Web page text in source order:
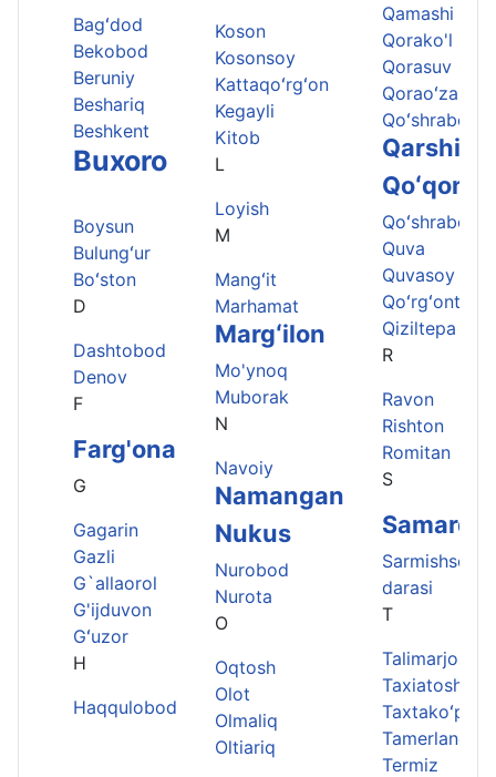
Bagʻdod
Bekobod
Beruniy
Beshariq
Beshkent
Buxoro
Boysun
Bulungʻur
Boʻston
D
Dashtobod
Denov
F
Farg'ona
G
Gagarin
Gazli
G`allaorol
G'ijduvon
Gʻuzor
H
Haqqulobod
Koson
Kosonsoy
Kattaqoʻrgʻon
Kegayli
Kitob
L
Loyish
M
Mangʻit
Marhamat
Margʻilon
Mo'ynoq
Muborak
N
Navoiy
Namangan
Nukus
Nurobod
Nurota
O
Oqtosh
Olot
Olmaliq
Oltiariq
Qamashi
Qorako'l
Qorasuv
Qoraoʻzak
Qoʻshrabot
Qarshi
Qoʻqon
Qoʻshrabot
Quva
Quvasoy
Qoʻrgʻontepa
Qiziltepa
R
Ravon
Rishton
Romitan
S
Sarmishsoy
darasi
T
Talimarjon
Taxiatosh
Taxtakoʻpir
Tamerlane
Termiz